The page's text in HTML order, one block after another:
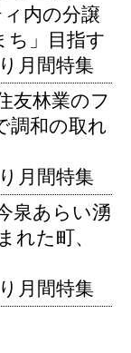
内の分譲
ち」目指す
月間特集
友林業のフ
調和の取れ
月間特集
泉あらい湧
れた町、
月間特集